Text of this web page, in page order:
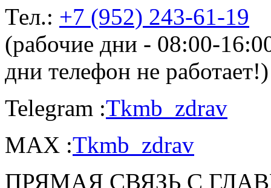
Тел.: +7 (952) 243-61-19
(рабочие дни - 08:00-
дни телефон не работает!)
Telegram :Tkmb_zdrav
MAX :Tkmb_zdrav
ПРЯМАЯ СВЯЗЬ С